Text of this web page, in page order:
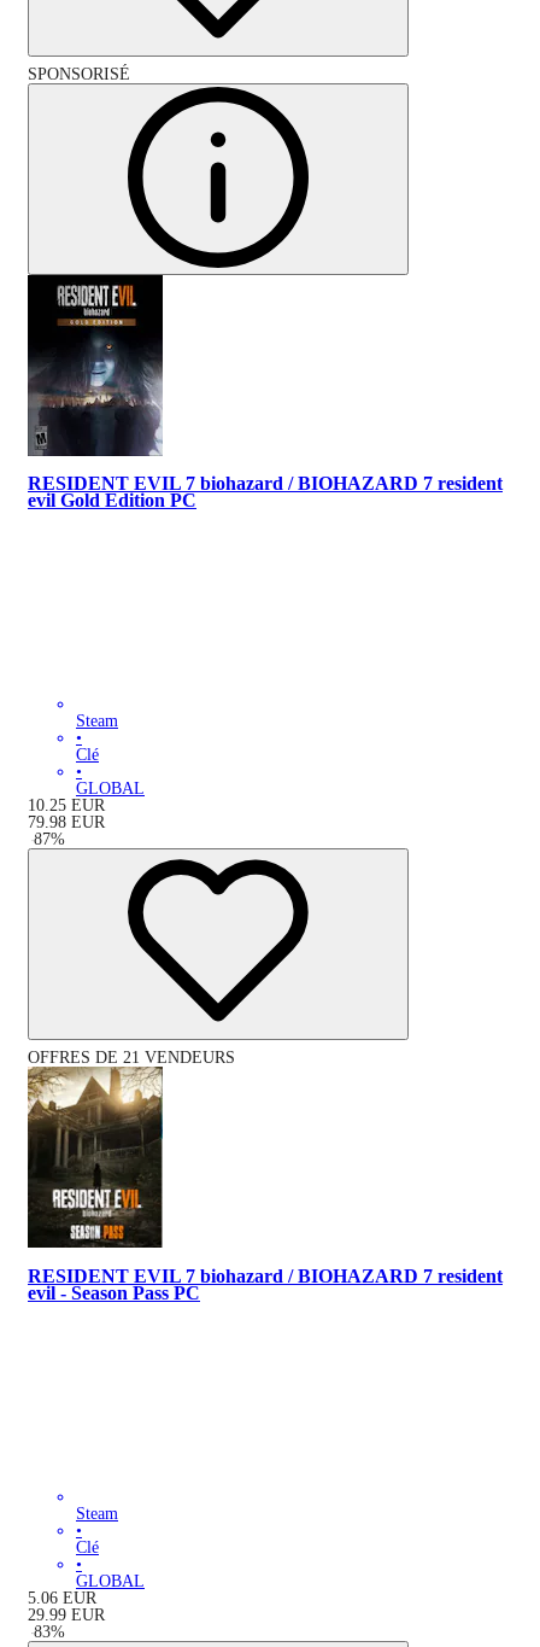
SPONSORISÉ
RESIDENT EVIL 7 biohazard / BIOHAZARD 7 resident
evil Gold Edition PC
Steam
•
Clé
•
GLOBAL
10.25 EUR
79.98 EUR
-87%
OFFRES DE 21 VENDEURS
RESIDENT EVIL 7 biohazard / BIOHAZARD 7 resident
evil - Season Pass PC
Steam
•
Clé
•
GLOBAL
5.06 EUR
29.99 EUR
-83%